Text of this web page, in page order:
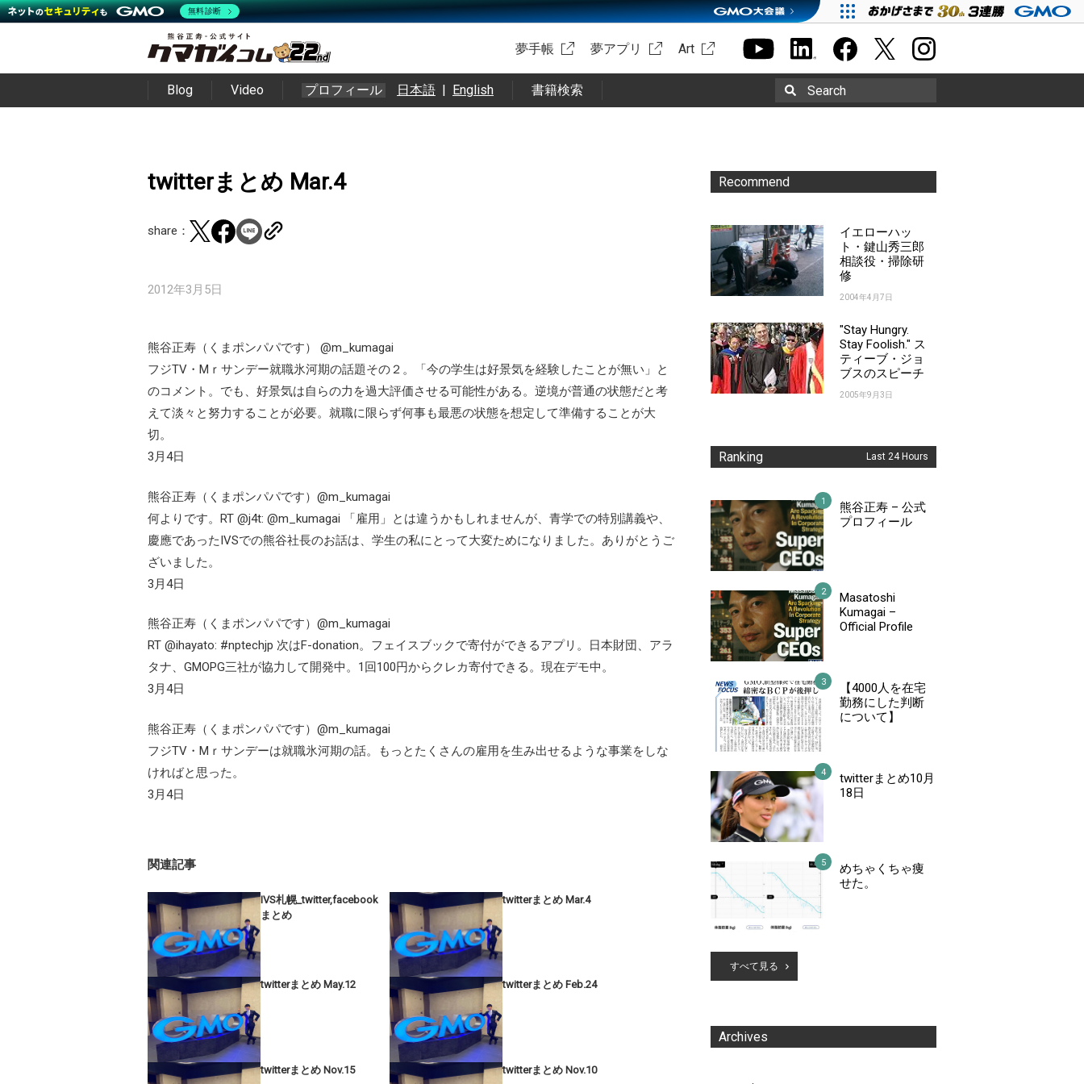
夢手帳 夢アプリ Art
Blog Video プロフィール 日本語 | English 書籍検索 Search
twitterまとめ Mar.4
share：
2012年3月5日
熊谷正寿（くまポンパパです） @m_kumagai
フジTV・Mｒサンデー就職氷河期の話題その２。「今の学生は好景気を経験したことが無い」と
のコメント。でも、好景気は自らの力を過大評価させる可能性がある。逆境が普通の状態だと考
えて淡々と努力することが必要。就職に限らず何事も最悪の状態を想定して準備することが大
切。
3月4日
熊谷正寿（くまポンパパです）@m_kumagai
何よりです。RT @j4t: @m_kumagai 「雇用」とは違うかもしれませんが、青学での特別講義や、
慶應であったIVSでの熊谷社長のお話は、学生の私にとって大変ためになりました。ありがとうご
ざいました。
3月4日
熊谷正寿（くまポンパパです）@m_kumagai
RT @ihayato: #nptechjp 次はF-donation。フェイスブックで寄付ができるアプリ。日本財団、アラ
タナ、GMOPG三社が協力して開発中。1回100円からクレカ寄付できる。現在デモ中。
3月4日
熊谷正寿（くまポンパパです）@m_kumagai
フジTV・Mｒサンデーは就職氷河期の話。もっとたくさんの雇用を生み出せるような事業をしな
ければと思った。
3月4日
関連記事
IVS札幌_twitter,facebook
まとめ
twitterまとめ Mar.4
twitterまとめ May.12 twitterまとめ Feb.24
twitterまとめ Nov.15 twitterまとめ Nov.10
Recommend
イエローハッ
ト・鍵山秀三郎
相談役・掃除研
修
2004年4月7日
"Stay Hungry.
Stay Foolish." ス
ティーブ・ジョ
ブスのスピーチ
2005年9月3日
Ranking Last 24 Hours
熊谷正寿 – 公式
プロフィール
Masatoshi
Kumagai –
Official Profile
【4000人を在宅
勤務にした判断
について】
twitterまとめ10月
18日
めちゃくちゃ痩
せた。
すべて見る
Archives
無料診断